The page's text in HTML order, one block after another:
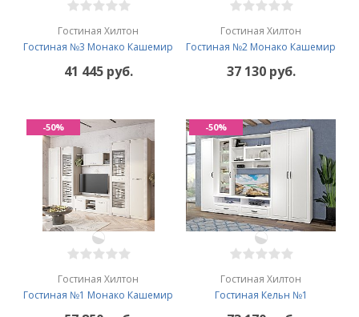
Гостиная Хилтон
Гостиная №3 Монако Кашемир
41 445 руб.
Гостиная Хилтон
Гостиная №2 Монако Кашемир
37 130 руб.
Гостиная Хилтон
Гостиная №1 Монако Кашемир
-50%
Гостиная Хилтон
Гостиная Кельн №1
-50%